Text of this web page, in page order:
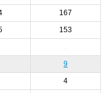
167
153
9
4